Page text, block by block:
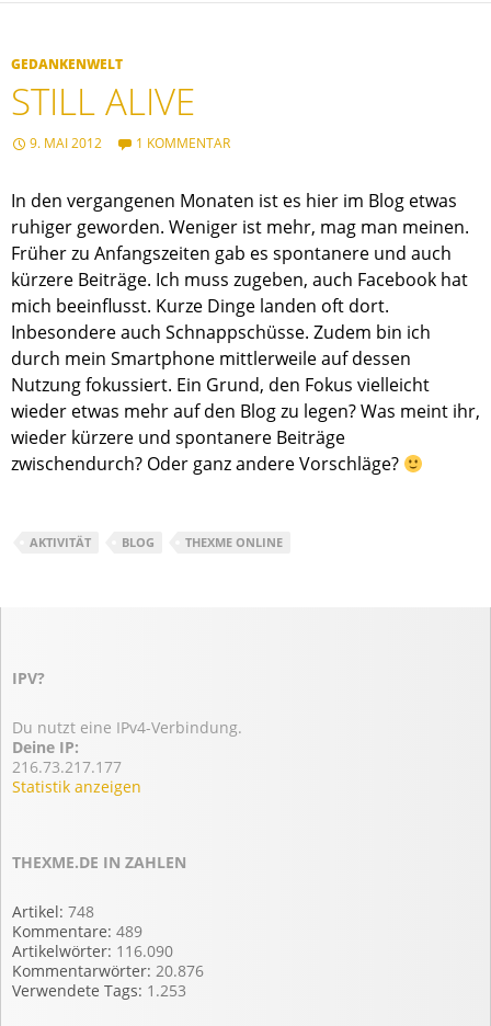
GEDANKENWELT
STILL ALIVE
9. MAI 2012 1 KOMMENTAR
In den vergangenen Monaten ist es hier im Blog etwas
ruhiger geworden. Weniger ist mehr, mag man meinen.
Früher zu Anfangszeiten gab es spontanere und auch
kürzere Beiträge. Ich muss zugeben, auch Facebook hat
mich beeinflusst. Kurze Dinge landen oft dort.
Inbesondere auch Schnappschüsse. Zudem bin ich
durch mein Smartphone mittlerweile auf dessen
Nutzung fokussiert. Ein Grund, den Fokus vielleicht
wieder etwas mehr auf den Blog zu legen? Was meint ihr,
wieder kürzere und spontanere Beiträge
zwischendurch? Oder ganz andere Vorschläge?
AKTIVITÄT BLOG THEXME ONLINE
IPV?
Du nutzt eine IPv4-Verbindung.
Deine IP:
216.73.217.177
Statistik anzeigen
THEXME.DE IN ZAHLEN
Artikel: 748
Kommentare: 489
Artikelwörter: 116.090
Kommentarwörter: 20.876
Verwendete Tags: 1.253